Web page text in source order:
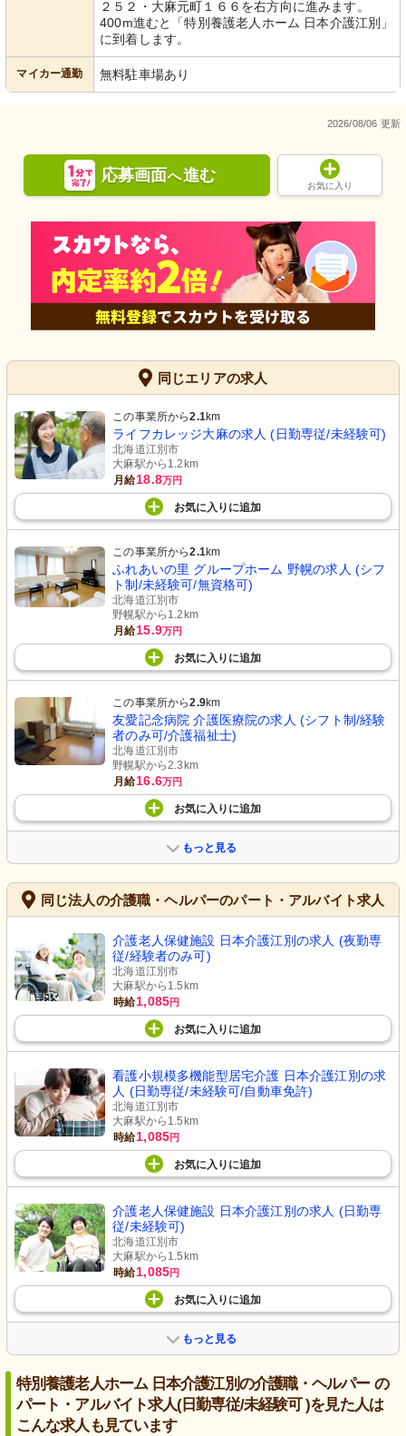
２５２・大麻元町１６６を右方向に進みます。
400m進むと「特別養護老人ホーム 日本介護江別」
に到着します。
マイカー通勤 無料駐車場あり
2026/08/06 更新
応募画面へ進む
お気に入り
同じエリアの求人
この事業所から2.1km
ライフカレッジ大麻の求人 (日勤専従/未経験可)
北海道江別市
大麻駅から1.2km
月給18.8万円
お気に入り に追加
この事業所から2.1km
ふれあいの里 グループホーム 野幌の求人 (シフ
ト制/未経験可/無資格可)
北海道江別市
野幌駅から1.2km
月給15.9万円
お気に入り に追加
この事業所から2.9km
友愛記念病院 介護医療院の求人 (シフト制/経験
者のみ可/介護福祉士)
北海道江別市
野幌駅から2.3km
月給16.6万円
お気に入り に追加
もっと見る
同じ法人の介護職・ヘルパーのパート・アルバイト求人
介護老人保健施設 日本介護江別の求人 (夜勤専
従/経験者のみ可)
北海道江別市
大麻駅から1.5km
時給1,085円
お気に入り に追加
看護小規模多機能型居宅介護 日本介護江別の求
人 (日勤専従/未経験可/自動車免許)
北海道江別市
大麻駅から1.5km
時給1,085円
お気に入り に追加
介護老人保健施設 日本介護江別の求人 (日勤専
従/未経験可)
北海道江別市
大麻駅から1.5km
時給1,085円
お気に入り に追加
もっと見る
特別養護老人ホーム 日本介護江別の介護職・ヘルパー の
パート・アルバイト求人(日勤専従/未経験可 )を見た人は
こんな求人も見ています